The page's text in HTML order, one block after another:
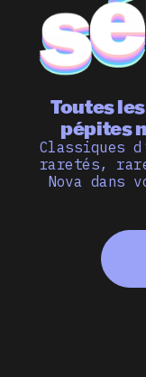
Toutes
pépites
Classiques
raretés,
Nova